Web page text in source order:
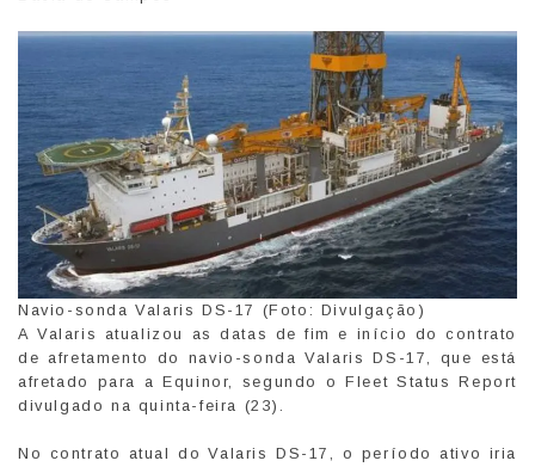
Navio-sonda Valaris DS-17 (Foto: Divulgação)
A Valaris atualizou as datas de fim e início do contrato
de afretamento do navio-sonda Valaris DS-17, que está
afretado para a Equinor, segundo o Fleet Status Report
divulgado na quinta-feira (23).
No contrato atual do Valaris DS-17, o período ativo iria